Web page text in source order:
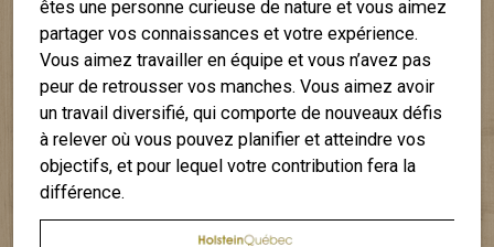
êtes une personne curieuse de nature et vous aimez
partager vos connaissances et votre expérience.
Vous aimez travailler en équipe et vous n’avez pas
peur de retrousser vos manches. Vous aimez avoir
un travail diversifié, qui comporte de nouveaux défis
à relever où vous pouvez planifier et atteindre vos
objectifs, et pour lequel votre contribution fera la
différence.